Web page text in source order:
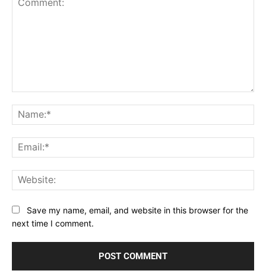
Save my name, email, and website in this browser for the
next time I comment.